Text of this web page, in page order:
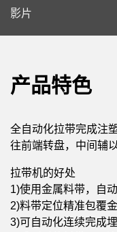
影片
产品特色
全自动化拉带完成注
往前端转盘，中间辅
拉带机的好处
1)使用金属料带，自
2)料带定位精准包覆金
3)可自动化连续完成埋